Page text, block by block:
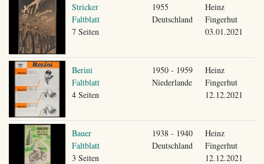
Stricker
Faltblatt
7 Seiten
1955
Deutschland
Heinz
Fingerhut
03.01.2021
Berini
Faltblatt
4 Seiten
1950 - 1959
Niederlande
Heinz
Fingerhut
12.12.2021
Bauer
Faltblatt
3 Seiten
1938 - 1940
Deutschland
Heinz
Fingerhut
12.12.2021